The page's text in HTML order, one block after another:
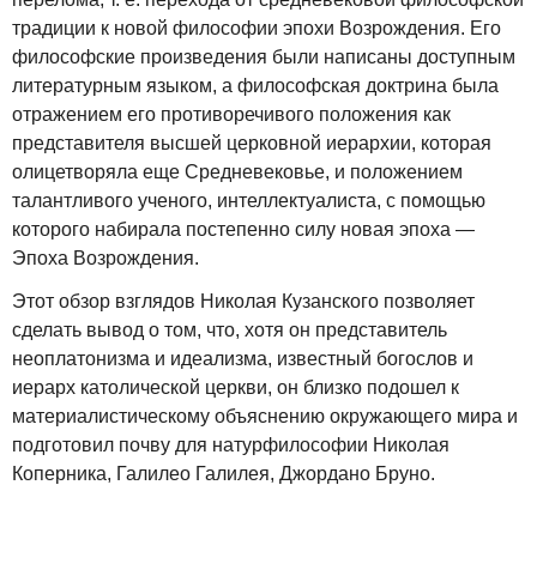
традиции к новой философии эпохи Возрождения. Его
философские произведения были написаны доступным
литературным языком, а философская доктрина была
отражением его противоречивого положения как
представителя высшей церковной иерархии, которая
олицетворяла еще Средневековье, и положением
талантливого ученого, интеллектуалиста, с помощью
которого набирала постепенно силу новая эпоха —
Эпоха Возрождения.
Этот обзор взглядов Николая Кузанского позволяет
сделать вывод о том, что, хотя он представитель
неоплатонизма и идеализма, известный богослов и
иерарх католической церкви, он близко подошел к
материалистическому объяснению окружающего мира и
подготовил почву для натурфилософии Николая
Коперника, Галилео Галилея, Джордано Бруно.